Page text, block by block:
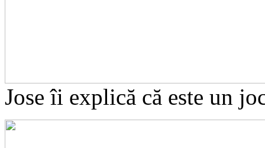
Jose îi explică că este un